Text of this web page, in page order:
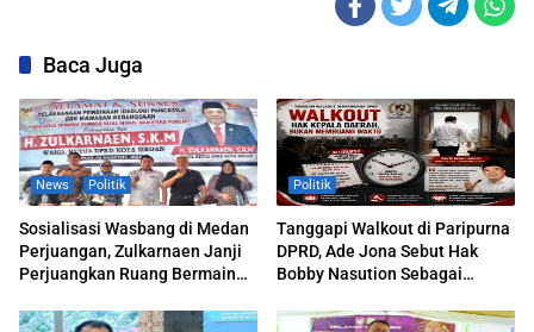
Baca Juga
News Politik
Sosialisasi Wasbang di Medan
Perjuangan, Zulkarnaen Janji
Perjuangkan Ruang Bermain
Politik
Tanggapi Walkout di Paripurna
DPRD, Ade Jona Sebut Hak
Bobby Nasution Sebagai